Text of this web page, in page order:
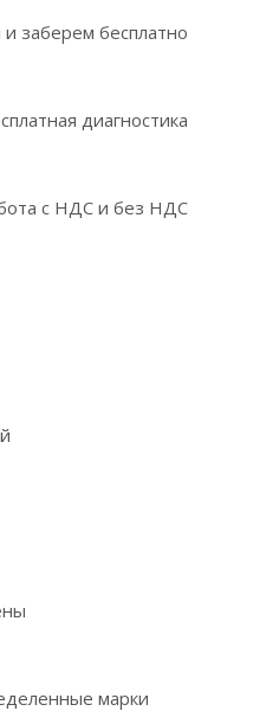
заберем бесплатно
диагностика
с НДС и без НДС
марки